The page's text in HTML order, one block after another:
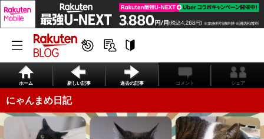
ホーム 新しい記事 過去の記事 コメント シェア
にゃんまめ日記